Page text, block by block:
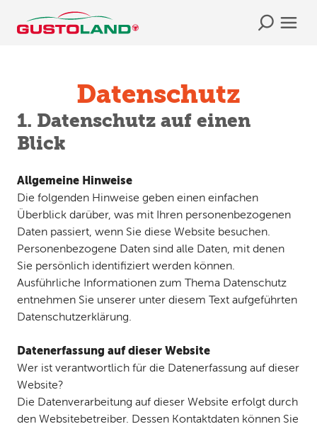
Datenschutz
1. Datenschutz auf einen
Blick
Allgemeine Hinweise
Die folgenden Hinweise geben einen einfachen
Überblick darüber, was mit Ihren personenbezogenen
Daten passiert, wenn Sie diese Website besuchen.
Personenbezogene Daten sind alle Daten, mit denen
Sie persönlich identifiziert werden können.
Ausführliche Informationen zum Thema Datenschutz
entnehmen Sie unserer unter diesem Text aufgeführten
Datenschutzerklärung.
Datenerfassung auf dieser Website
Wer ist verantwortlich für die Datenerfassung auf dieser
Website?
Die Datenverarbeitung auf dieser Website erfolgt durch
den Websitebetreiber. Dessen Kontaktdaten können Sie